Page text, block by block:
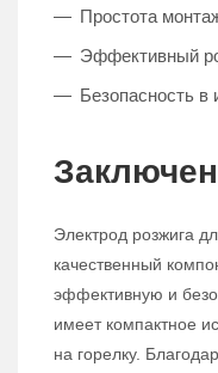
Простота
Эффективный
Безопасность в
Электрод розжига
качественный
эффективную и
имеет компактное
на горелку.